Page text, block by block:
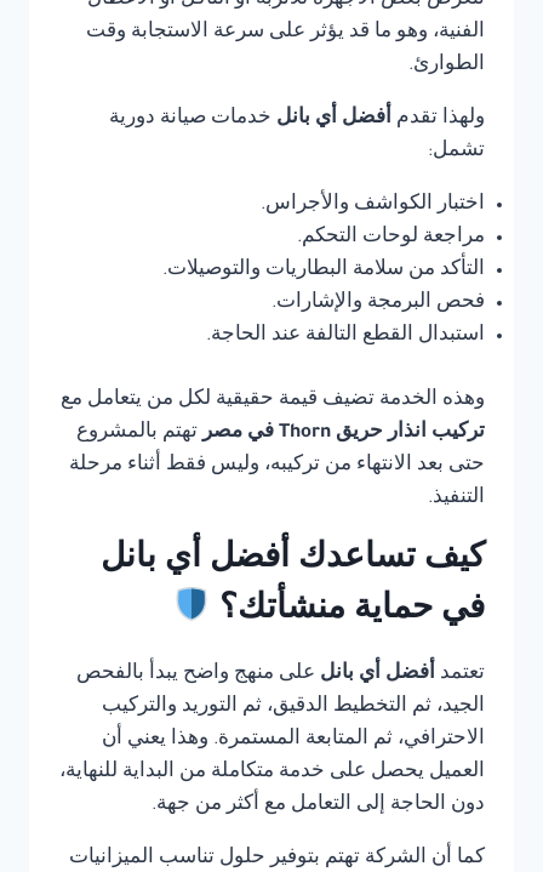
الفنية، وهو ما قد يؤثر على سرعة الاستجابة وقت
الطوارئ.
ولهذا تقدم أفضل أي بانل خدمات صيانة دورية
تشمل:
اختبار الكواشف والأجراس.
مراجعة لوحات التحكم.
التأكد من سلامة البطاريات والتوصيلات.
فحص البرمجة والإشارات.
استبدال القطع التالفة عند الحاجة.
وهذه الخدمة تضيف قيمة حقيقية لكل من يتعامل مع
تركيب انذار حريق Thorn في مصر
تهتم بالمشروع
حتى بعد الانتهاء من تركيبه، وليس فقط أثناء مرحلة
التنفيذ.
كيف تساعدك أفضل أي بانل
في حماية منشأتك؟
تعتمد أفضل أي بانل على منهج واضح يبدأ بالفحص
الجيد، ثم التخطيط الدقيق، ثم التوريد والتركيب
الاحترافي، ثم المتابعة المستمرة. وهذا يعني أن
العميل يحصل على خدمة متكاملة من البداية للنهاية،
دون الحاجة إلى التعامل مع أكثر من جهة.
كما أن الشركة تهتم بتوفير حلول تناسب الميزانيات